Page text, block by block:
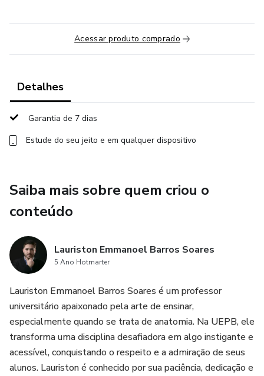
Elaboração de Projetos de Pesquisa: definição do
problema, formulação de hipóteses, objetivos e
Revisão Bibliográfica e Referências: como buscar, analisar e
citar fontes científicas de maneira precisa.
Normas da ABNT: aplicação prática das normas de
elementos obrigatórios.
Coleta e Análise de Dados: estratégias para organizar e
interpretar resultados de forma ética e confiável.
Redação Científica: técnicas para estruturar textos claros e
Ética na Pesquisa: práticas éticas no desenvolvimento de
estudos e na divulgação de resultados.
Ao final do curso, você será capaz de produzir trabalhos
acadêmicos e pesquisas científicas de qualidade, seguindo
Acessar produto comprado
Detalhes
Garantia de 7 dias
Estude do seu jeito e em qualquer dispositivo
Saiba mais sobre quem criou o
conteúdo
Lauriston Emmanoel Barros Soares
5 Ano Hotmarter
Lauriston Emmanoel Barros Soares é um professor
universitário apaixonado pela arte de ensinar,
especialmente quando se trata de anatomia. Na UEPB, ele
transforma uma disciplina desafiadora em algo instigante e
acessível, conquistando o respeito e a admiração de seus
alunos. Lauriston é conhecido por sua paciência, dedicação e